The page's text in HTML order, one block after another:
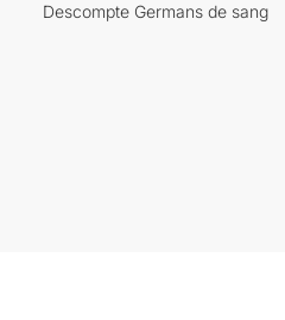
Descompte Germans de sang